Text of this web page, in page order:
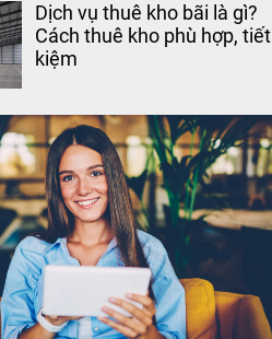
Dịch vụ thuê kho bãi là gì?
Cách thuê kho phù hợp, tiết
kiệm